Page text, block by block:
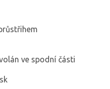
ve spodní části